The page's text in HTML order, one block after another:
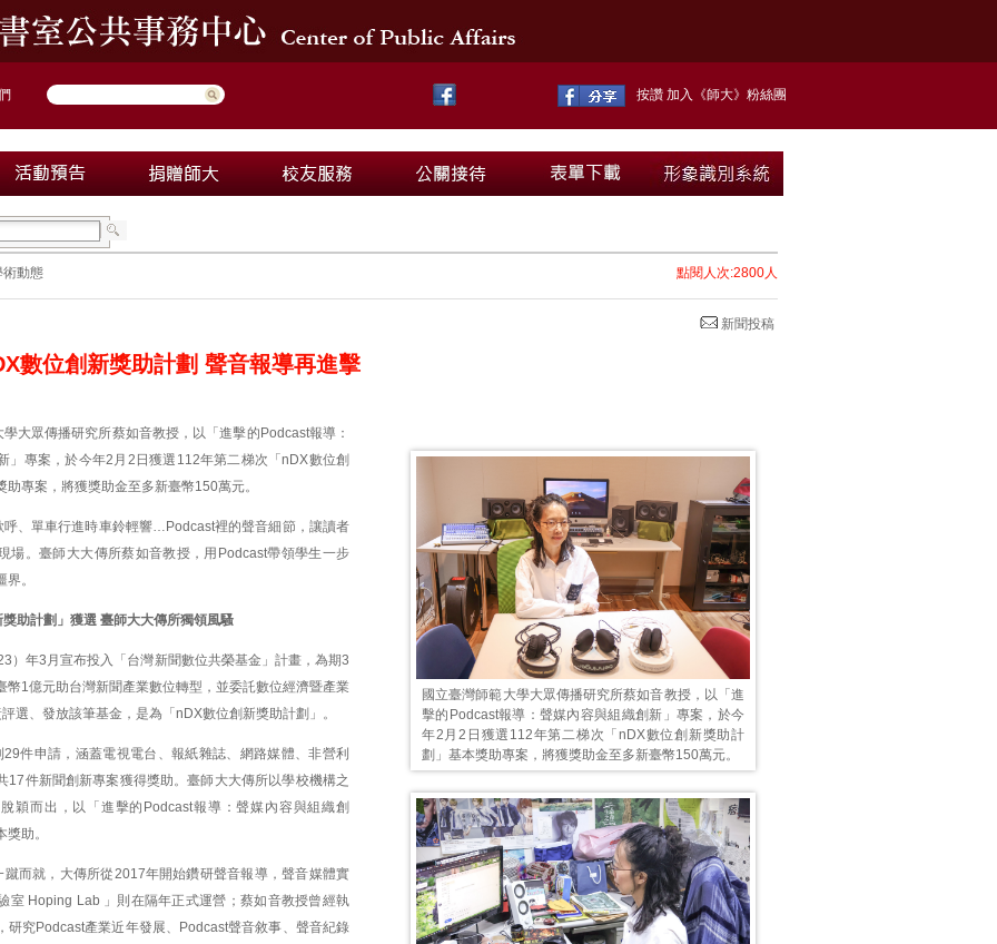
按讚 加入《師大》粉絲團
術動態 點閱人次:2800人
新聞投稿
數位創新獎助計劃 聲音報導再進擊
國立臺灣師範大學大眾傳播研究所蔡如音教授，以「進
擊的Podcast報導：聲媒內容與組織創新」專案，於今
年2月2日獲選112年第二梯次「nDX數位創新獎助計
劃」基本獎助專案，將獲獎助金至多新臺幣150萬元。
大眾傳播研究所蔡如音教授，以「進擊的Podcast報導：
」專案，於今年2月2日獲選112年第二梯次「nDX數位創
助專案，將獲獎助金至多新臺幣150萬元。
呼、單車行進時車鈴輕響…Podcast裡的聲音細節，讓讀者
場。臺師大大傳所蔡如音教授，用Podcast帶領學生一步
。
助計劃」獲選 臺師大大傳所獨領風騷
）年3月宣布投入「台灣新聞數位共榮基金」計畫，為期3
幣1億元助台灣新聞產業數位轉型，並委託數位經濟暨產業
選、發放該筆基金，是為「nDX數位創新獎助計劃」。
29件申請，涵蓋電視電台、報紙雜誌、網路媒體、非營利
17件新聞創新專案獲得獎助。臺師大大傳所以學校機構之
穎而出，以「進擊的Podcast報導：聲媒內容與組織創
助。
蹴而就，大傳所從2017年開始鑽研聲音報導，聲音媒體實
室 Hoping Lab 」則在隔年正式運營；蔡如音教授曾經執
研究Podcast產業近年發展、Podcast聲音敘事、聲音紀錄